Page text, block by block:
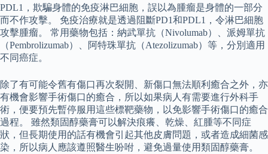
PDL1，欺騙身體的免疫淋巴細胞，誤以為腫瘤是身體的一部分
而不作攻擊。 免疫治療就是透過阻斷PD1和PDL1，令淋巴細胞
攻擊腫瘤。 常用藥物包括：納武單抗（Nivolumab）、派姆單抗
（Pembrolizumab）、阿特珠單抗（Atezolizumab）等，分別適用
不同癌症。
除了有可能令舊有傷口再次裂開、新傷口無法順利癒合之外，亦
有機會影響手術傷口的癒合，所以如果病人有需要進行外科手
術，便要預先暫停服用這些標靶藥物，以免影響手術傷口的癒合
過程。 雖然類固醇藥膏可以解決痕癢、乾燥、紅腫等不同症
狀，但長期使用的話有機會引起其他皮膚問題，或者造成細菌感
染，所以病人應該遵照醫生吩咐，避免過量使用類固醇藥膏。